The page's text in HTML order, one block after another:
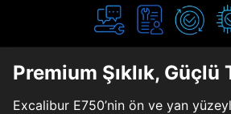
Premium Şıklık, Güçlü
Excalibur E750’nin ön ve yan